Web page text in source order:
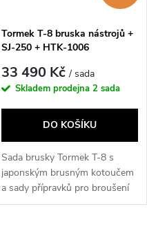
Tormek T-8 bruska nástrojů +
SJ-250 + HTK-1006
33 490 Kč/ sada
Skladem prodejna 2 sada
DO KOŠÍKU
Sada brusky Tormek T-8 s
japonským brusným kotoučem
a sady přípravků pro broušení
ručního nářadí.